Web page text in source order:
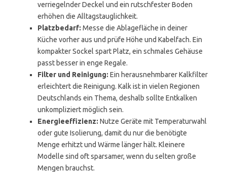
verriegelnder Deckel und ein rutschfester Boden
erhöhen die Alltagstauglichkeit.
Platzbedarf: Messe die Ablagefläche in deiner
Küche vorher aus und prüfe Höhe und Kabelfach. Ein
kompakter Sockel spart Platz, ein schmales Gehäuse
passt besser in enge Regale.
Filter und Reinigung: Ein herausnehmbarer Kalkfilter
erleichtert die Reinigung. Kalk ist in vielen Regionen
Deutschlands ein Thema, deshalb sollte Entkalken
unkompliziert möglich sein.
Energieeffizienz: Nutze Geräte mit Temperaturwahl
oder gute Isolierung, damit du nur die benötigte
Menge erhitzt und Wärme länger hält. Kleinere
Modelle sind oft sparsamer, wenn du selten große
Mengen brauchst.